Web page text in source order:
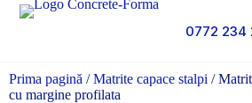
0772 234
Prima pagină /Matrite capace stalpi /
cu margine profilata